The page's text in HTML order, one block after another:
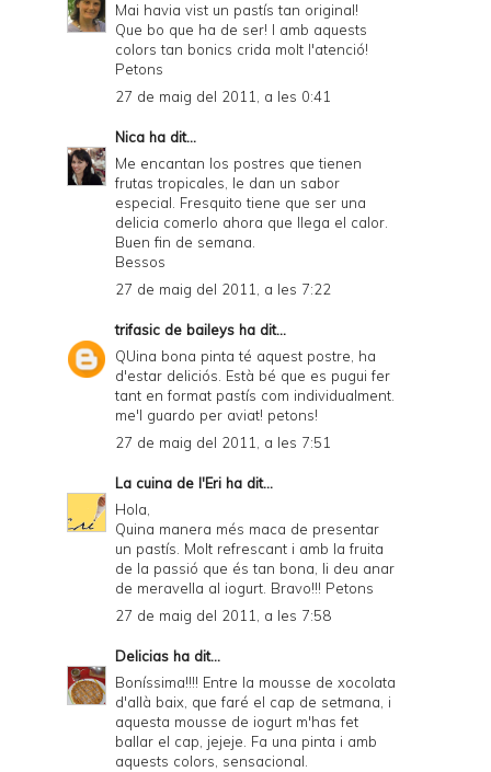
Mai havia vist un pastís tan original!
Que bo que ha de ser! I amb aquests
colors tan bonics crida molt l'atenció!
Petons
27 de maig del 2011, a les 0:41
Nica ha dit...
Me encantan los postres que tienen
frutas tropicales, le dan un sabor
especial. Fresquito tiene que ser una
delicia comerlo ahora que llega el calor.
Buen fin de semana.
Bessos
27 de maig del 2011, a les 7:22
trifasic de baileys ha dit...
QUina bona pinta té aquest postre, ha
d'estar deliciós. Està bé que es pugui fer
tant en format pastís com individualment.
me'l guardo per aviat! petons!
27 de maig del 2011, a les 7:51
La cuina de l'Eri ha dit...
Hola,
Quina manera més maca de presentar
un pastís. Molt refrescant i amb la fruita
de la passió que és tan bona, li deu anar
de meravella al iogurt. Bravo!!! Petons
27 de maig del 2011, a les 7:58
Delicias ha dit...
Boníssima!!!! Entre la mousse de xocolata
d'allà baix, que faré el cap de setmana, i
aquesta mousse de iogurt m'has fet
ballar el cap, jejeje. Fa una pinta i amb
aquests colors, sensacional.